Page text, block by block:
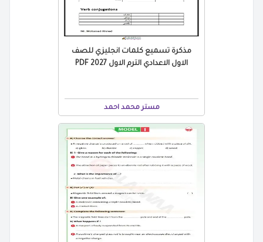
مذكرة تسميع كلمات انجليزي للصف
الاول الاعدادي الترم الاول 2027 PDF
مستر محمد احمد